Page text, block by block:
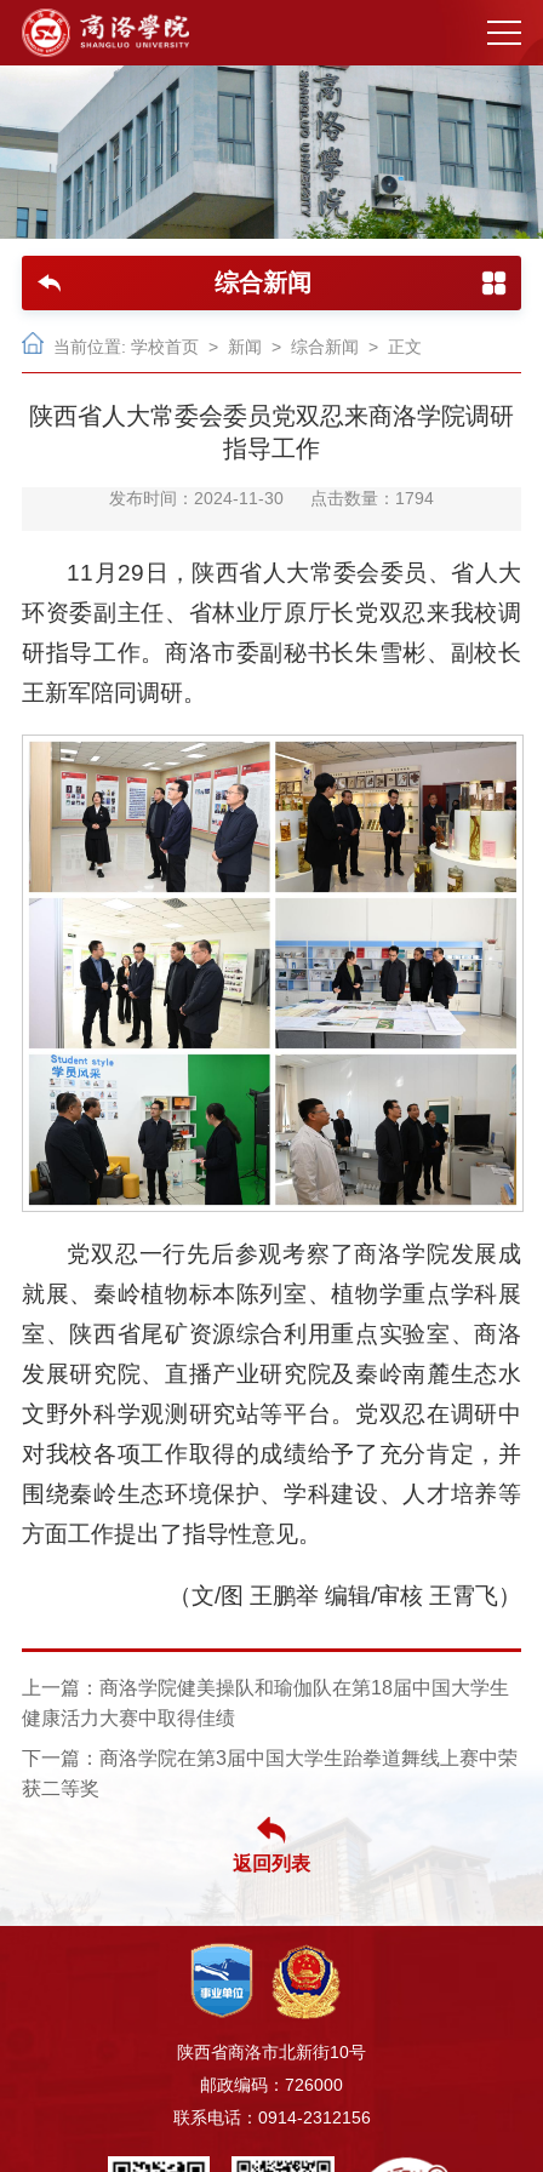
综合新闻
当前位置: 学校首页 > 新闻 > 综合新闻 > 正文
陕西省人大常委会委员党双忍来商洛学院调研
指导工作
发布时间：2024-11-30 点击数量： 1794
11月29日，陕西省人大常委会委员、省人大
环资委副主任、省林业厅原厅长党双忍来我校调
研指导工作。商洛市委副秘书长朱雪彬、副校长
王新军陪同调研。
党双忍一行先后参观考察了商洛学院发展成
就展、秦岭植物标本陈列室、植物学重点学科展
室、陕西省尾矿资源综合利用重点实验室、商洛
发展研究院、直播产业研究院及秦岭南麓生态水
文野外科学观测研究站等平台。党双忍在调研中
对我校各项工作取得的成绩给予了充分肯定，并
围绕秦岭生态环境保护、学科建设、人才培养等
方面工作提出了指导性意见。
（文/图 王鹏举 编辑/审核 王霄飞）
上一篇：商洛学院健美操队和瑜伽队在第18届中国大学生
健康活力大赛中取得佳绩
下一篇：商洛学院在第3届中国大学生跆拳道舞线上赛中荣
获二等奖
返回列表
陕西省商洛市北新街10号
邮政编码：726000
联系电话：0914-2312156